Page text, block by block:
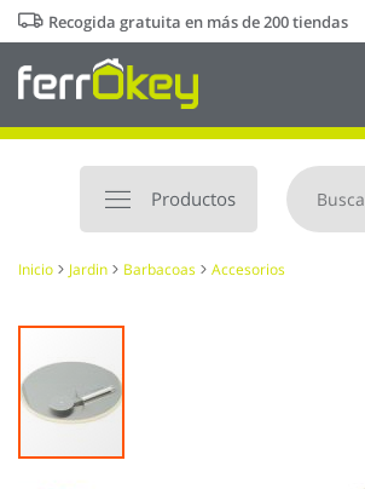
Ir
al
contenido
Recogida gratuita en más de 200 tiendas
Productos
Inicio Jardin Barbacoas Accesorios
Saltar
final
de
galería